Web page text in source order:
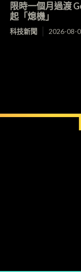
限時一個月過渡
起「熄機」
科技新聞 2026-08-